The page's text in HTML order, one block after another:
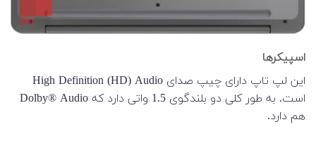
اسپیکرها
این لپ تاپ دارای چیپ صدای High Definition (HD) Audio
است. به طور کلی دو بلندگوی 1.5 واتی دارد که Dolby® Audio
هم دارد.